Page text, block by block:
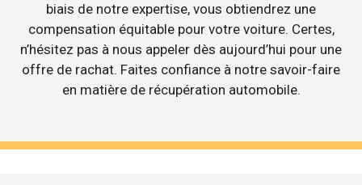
biais de notre expertise, vous obtiendrez une
compensation équitable pour votre voiture. Certes,
n’hésitez pas à nous appeler dès aujourd’hui pour une
offre de rachat. Faites confiance à notre savoir-faire
en matière de récupération automobile.